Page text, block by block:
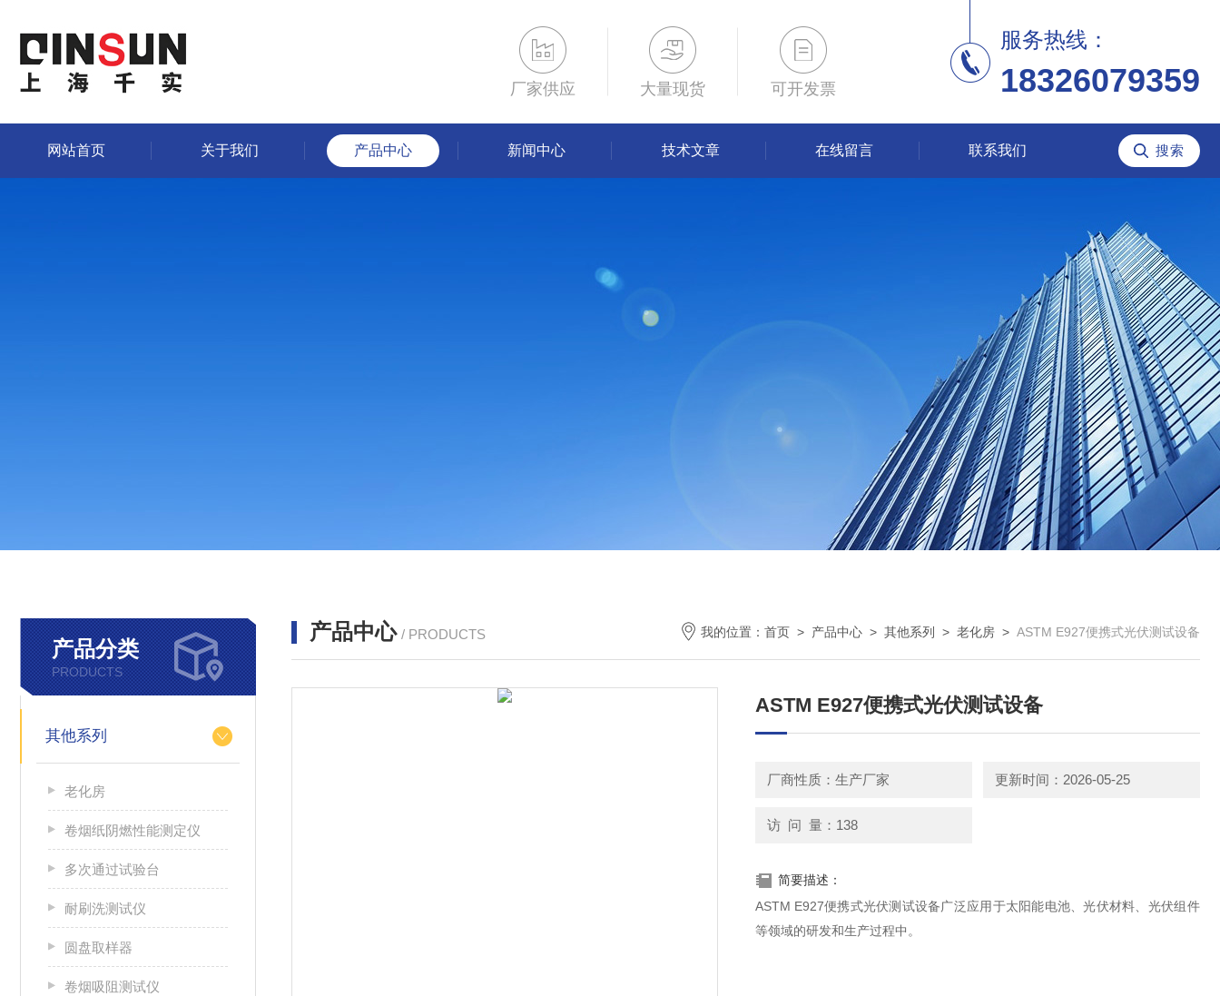
厂家供应 大量现货 可开发票
服务热线：
18326079359
网站首页 关于我们 产品中心 新闻中心 技术文章 在线留言 联系我们
产品分类
PRODUCTS
其他系列
老化房
卷烟纸阴燃性能测定仪
多次通过试验台
耐刷洗测试仪
圆盘取样器
卷烟吸阻测试仪
产品中心 / PRODUCTS 我的位置： 首页 > 产品中心 > 其他系列 > 老化房 > ASTM E927便携式光伏测试设备
ASTM E927便携式光伏测试设备
厂商性质：生产厂家 更新时间：2026-05-25
访 问 量：138
简要描述：
ASTM E927便携式光伏测试设备广泛应用于太阳能电池、光伏材料、光伏组件
等领域的研发和生产过程中。